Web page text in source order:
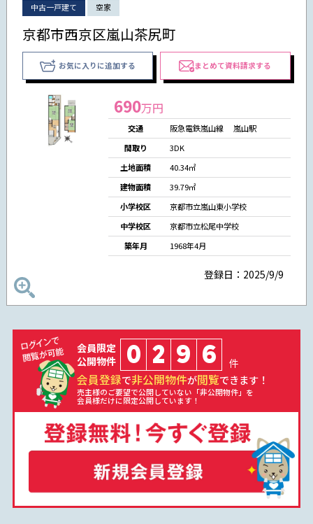
中古一戸建て 空家
京都市西京区嵐山茶尻町
お気に入りに追加する まとめて資料請求する
690万円
交通
阪急電鉄嵐山線 嵐山駅
間取り
3DK
土地面積
40.34㎡
建物面積
39.79㎡
小学校区
京都市立嵐山東小学校
中学校区
京都市立松尾中学校
築年月
1968年4月
登録日：2025/9/9
会員限定
公開物件
0 2 9 6 件
会員登録で非公開物件が閲覧できます！
売主様のご要望で公開していない「非公開物件」を
会員様だけに限定公開しています！